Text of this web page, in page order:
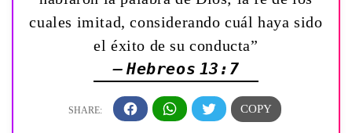
cuales imitad, considerando cuál haya sido
el éxito de su conducta”
— Hebreos 13:7